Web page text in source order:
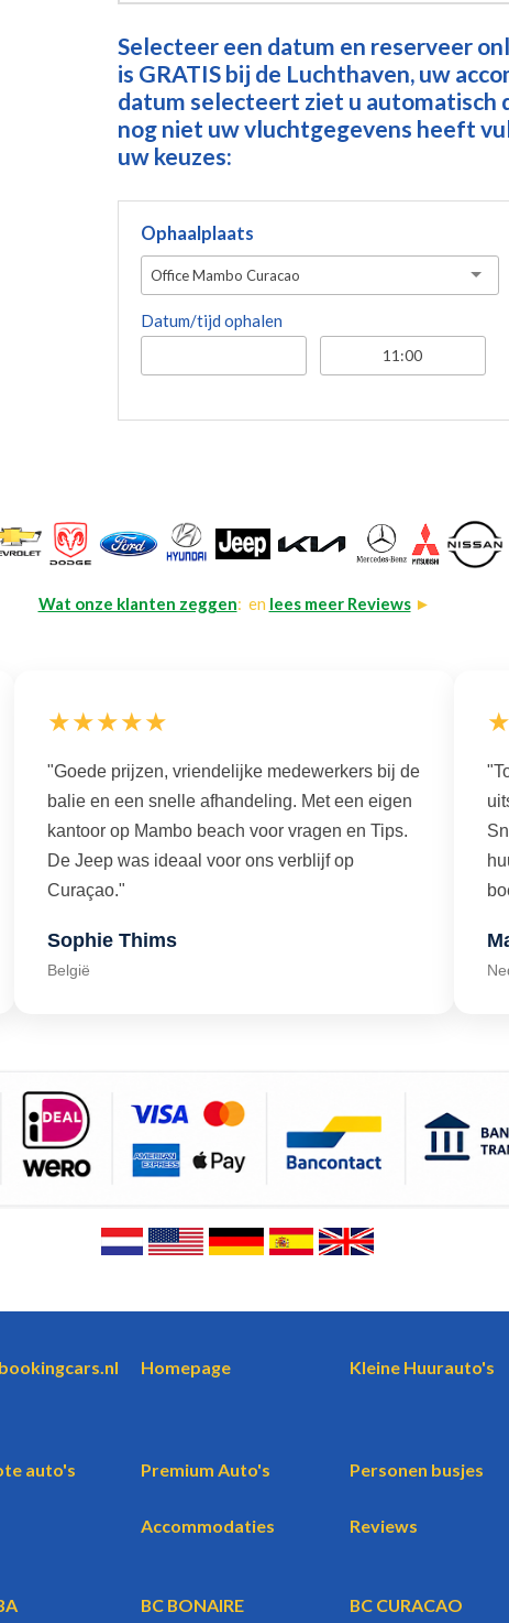
Selecteer een datum en reserveer
is GRATIS bij de Luchthaven, uw
datum selecteert ziet u automatisch
nog niet uw vluchtgegevens heeft
uw keuzes:
Ophaalplaats
Office Mambo Curacao
Datum/tijd ophalen
Wat onze klanten zeggen: en lees meer Reviews►
★★★★★
"Goede prijzen, vriendelijke medewerkers bij de
balie en een snelle afhandeling. Met een eigen
kantoor op Mambo beach voor vragen en Tips.
De Jeep was ideaal voor ons verblijf op
Curaçao."
Sophie Thims
België
Homepage Kleine Huurauto's
auto's Premium Auto's Personen busjes
Accommodaties Reviews
BC BONAIRE BC CURACAO